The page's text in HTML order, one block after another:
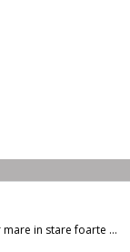
vand motoreta sau schimb cu scuter mare in stare foarte buna inmatriculata acte la zi motor de